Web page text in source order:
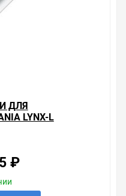
ДЛЯ
LYNX-L
₽